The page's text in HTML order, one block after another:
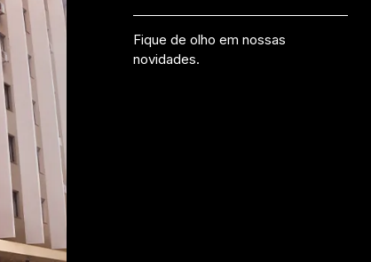
Fique de olho em nossas
novidades.